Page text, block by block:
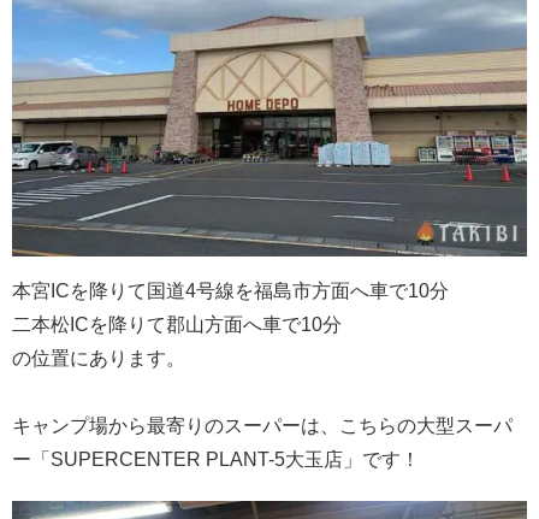
本宮ICを降りて国道4号線を福島市方面へ車で10分
二本松ICを降りて郡山方面へ車で10分
の位置にあります。
キャンプ場から最寄りのスーパーは、こちらの大型スーパ
ー「SUPERCENTER PLANT-5大玉店」です！